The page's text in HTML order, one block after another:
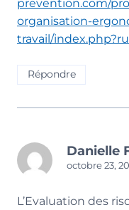
prevention.com/
organisation-
travail/
Répondre
Danielle
octobre 23,
L’Evaluation des